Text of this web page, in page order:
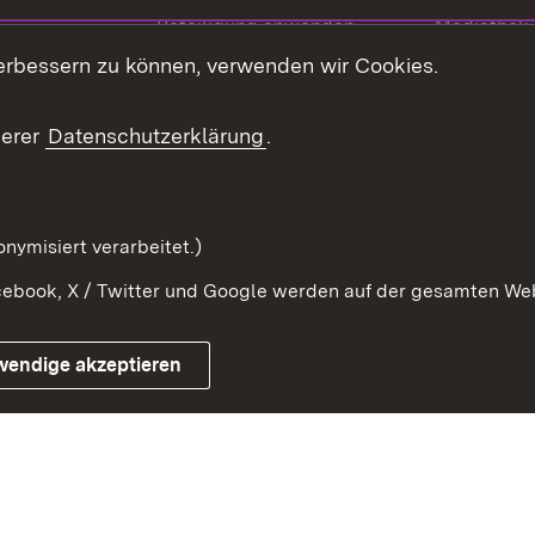
Beteiligung anwenden
Beteiligung stärken
Mediathek
Impressum Kontakt
zu können, verwenden wir Cookies.
Datenschutzerklärung.
verarbeitet.)
X / Twitter und Google werden auf der gesamten
akzeptieren